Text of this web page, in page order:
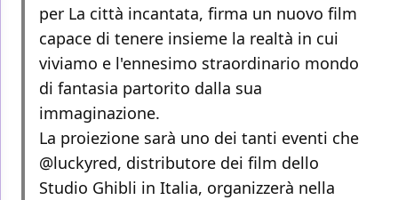
per La città incantata, firma un nuovo film
capace di tenere insieme la realtà in cui
viviamo e l'ennesimo straordinario mondo
di fantasia partorito dalla sua
immaginazione.
La proiezione sarà uno dei tanti eventi che
@luckyred, distributore dei film dello
Studio Ghibli in Italia, organizzerà nella